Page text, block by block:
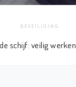
BEVEILIGING
schijf: veilig